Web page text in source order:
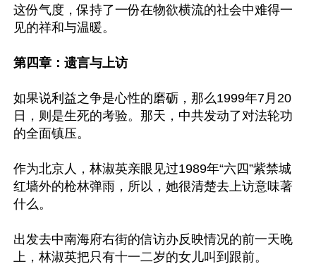
这份气度，保持了一份在物欲横流的社会中难得一
见的祥和与温暖。
第四章：遗言与上访
如果说利益之争是心性的磨砺，那么1999年7月20
日，则是生死的考验。那天，中共发动了对法轮功
的全面镇压。
作为北京人，林淑英亲眼见过1989年“六四”紫禁城
红墙外的枪林弹雨，所以，她很清楚去上访意味著
什么。
出发去中南海府右街的信访办反映情况的前一天晚
上，林淑英把只有十一二岁的女儿叫到跟前。